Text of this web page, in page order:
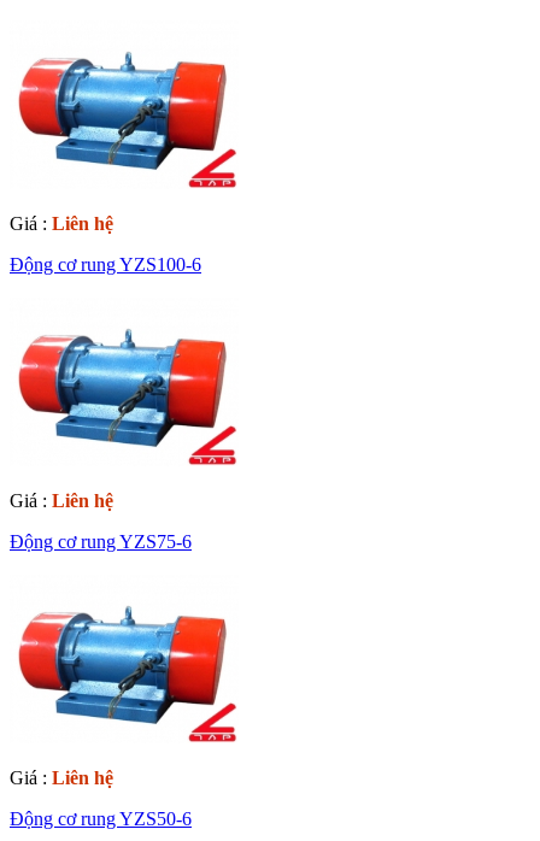
Giá : Liên hệ
Động cơ rung YZS100-6
Giá : Liên hệ
Động cơ rung YZS75-6
Giá : Liên hệ
Động cơ rung YZS50-6